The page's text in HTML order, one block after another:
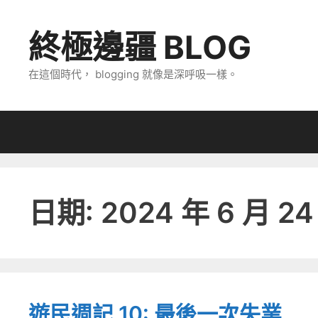
終極邊疆 BLOG
在這個時代， blogging 就像是深呼吸一樣。
日期: 2024 年 6 月 24